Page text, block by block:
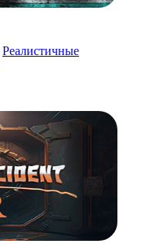
Реалистичные